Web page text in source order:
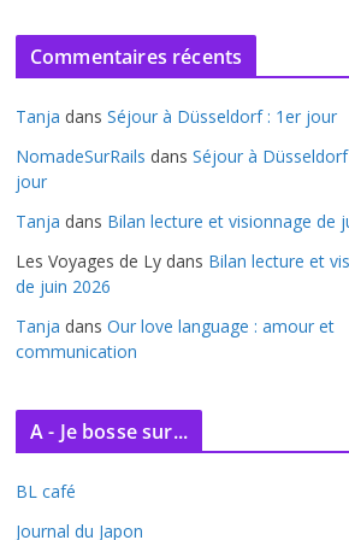
c
v
e
s
Commentaires récents
Tanja dans Séjour à Düsseldorf : 1er jour
NomadeSurRails dans Séjour à
jour
Tanja dans Bilan lecture et visionnage de
Les Voyages de Ly dans Bilan lecture et
de juin 2026
Tanja dans Our love language : amour et
communication
A - Je bosse sur...
BL café
Journal du Japon